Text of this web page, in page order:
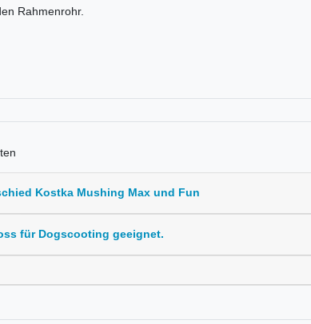
Rahmenrohr.
Kostka Mushing Max und Fun
für Dogscooting geeignet.